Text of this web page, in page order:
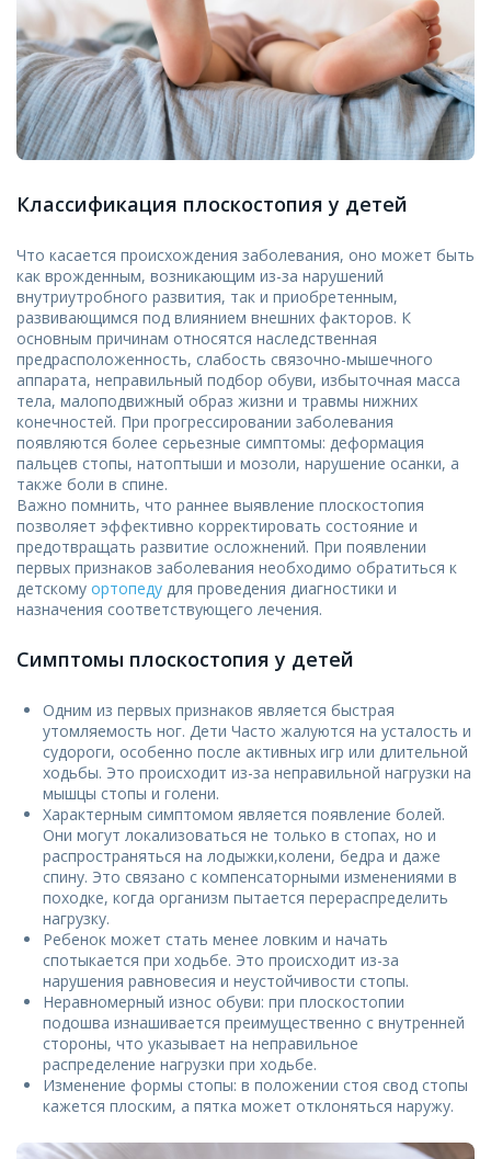
Классификация плоскостопия у детей
Что касается происхождения заболевания, оно может быть
как врожденным, возникающим из-за нарушений
внутриутробного развития, так и приобретенным,
развивающимся под влиянием внешних факторов. К
основным причинам относятся наследственная
предрасположенность, слабость связочно-мышечного
аппарата, неправильный подбор обуви, избыточная масса
тела, малоподвижный образ жизни и травмы нижних
конечностей. При прогрессировании заболевания
появляются более серьезные симптомы: деформация
пальцев стопы, натоптыши и мозоли, нарушение осанки, а
также боли в спине.
Важно помнить, что раннее выявление плоскостопия
позволяет эффективно корректировать состояние и
предотвращать развитие осложнений. При появлении
первых признаков заболевания необходимо обратиться к
детскому ортопеду для проведения диагностики и
назначения соответствующего лечения.
Симптомы плоскостопия у детей
Одним из первых признаков является быстрая
утомляемость ног. Дети Часто жалуются на усталость и
судороги, особенно после активных игр или длительной
ходьбы. Это происходит из-за неправильной нагрузки на
мышцы стопы и голени.
Характерным симптомом является появление болей.
Они могут локализоваться не только в стопах, но и
распространяться на лодыжки,колени, бедра и даже
спину. Это связано с компенсаторными изменениями в
походке, когда организм пытается перераспределить
нагрузку.
Ребенок может стать менее ловким и начать
спотыкается при ходьбе. Это происходит из-за
нарушения равновесия и неустойчивости стопы.
Неравномерный износ обуви: при плоскостопии
подошва изнашивается преимущественно с внутренней
стороны, что указывает на неправильное
распределение нагрузки при ходьбе.
Изменение формы стопы: в положении стоя свод стопы
кажется плоским, а пятка может отклоняться наружу.